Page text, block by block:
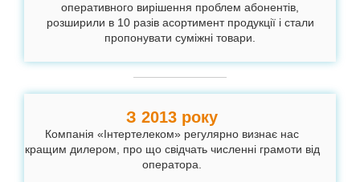
оперативного вирішення проблем абонентів,
розширили в 10 разів асортимент продукції і стали
пропонувати суміжні товари.
З 2013 року
Компанія «Інтертелеком» регулярно визнає нас
кращим дилером, про що свідчать численні грамоти від
оператора.